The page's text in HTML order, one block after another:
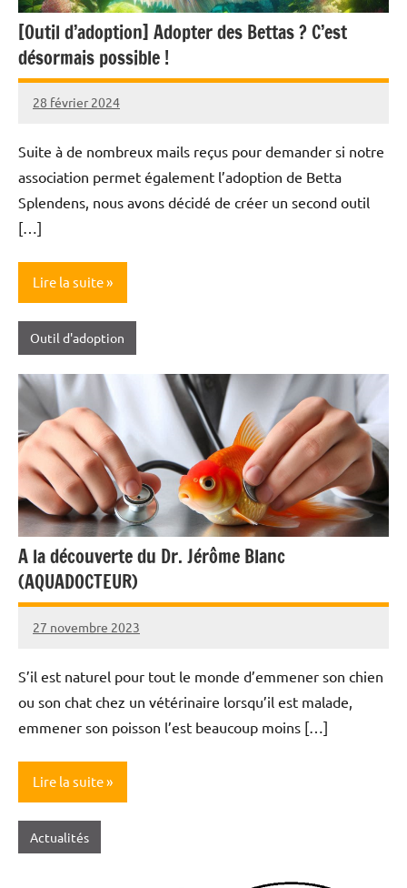
[Outil d’adoption] Adopter des Bettas ? C’est
désormais possible !
28 février 2024
Nicolas
Suite à de nombreux mails reçus pour demander si notre
association permet également l’adoption de Betta
Splendens, nous avons décidé de créer un second outil
[…]
Lire la suite
Outil d'adoption
A la découverte du Dr. Jérôme Blanc
(AQUADOCTEUR)
27 novembre 2023
Nicolas
S’il est naturel pour tout le monde d’emmener son chien
ou son chat chez un vétérinaire lorsqu’il est malade,
emmener son poisson l’est beaucoup moins […]
Lire la suite
Actualités